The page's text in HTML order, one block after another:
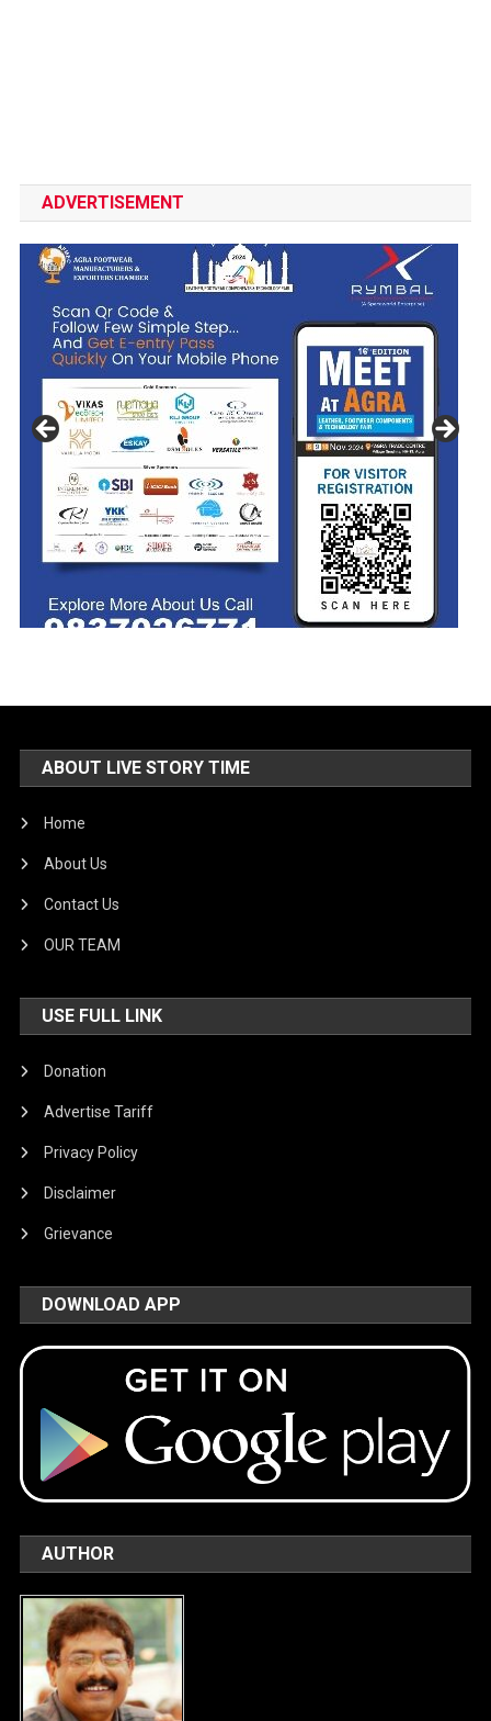
ADVERTISEMENT
ABOUT LIVE STORY TIME
Home
About Us
Contact Us
OUR TEAM
USE FULL LINK
Donation
Advertise Tariff
Privacy Policy
Disclaimer
Grievance
DOWNLOAD APP
AUTHOR